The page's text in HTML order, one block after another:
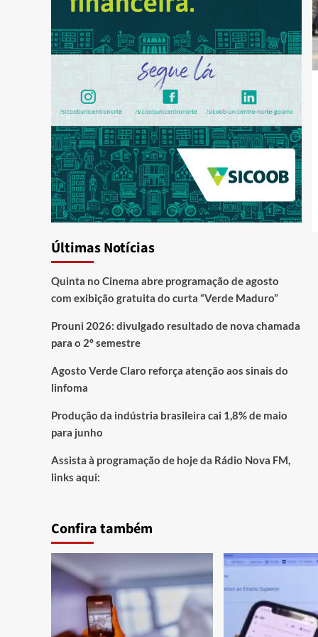
Últimas Notícias
Quinta no Cinema abre programação de agosto
com exibição gratuita do curta “Verde Maduro”
Prouni 2026: divulgado resultado de nova chamada
para o 2º semestre
Agosto Verde Claro reforça atenção aos sinais do
linfoma
Produção da indústria brasileira cai 1,8% de maio
para junho
Assista à programação de hoje da Rádio Nova FM,
links aqui:
Confira também